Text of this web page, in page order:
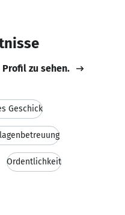
Profil zu sehen.
Geschick
Ordentlichkeit